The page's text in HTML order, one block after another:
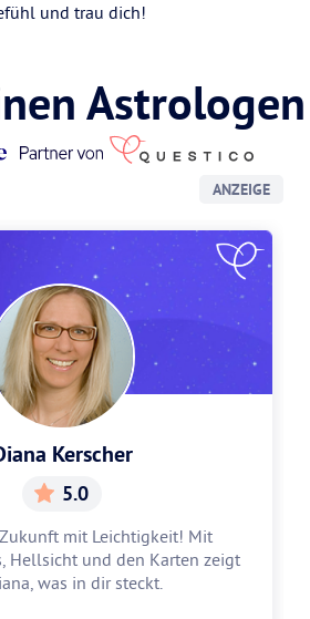
und trau dich!
Astrologen
ANZEIGE
Kerscher
5.0
mit Leichtigkeit! Mit
Hellsicht und den Karten zeigt
was in dir steckt.